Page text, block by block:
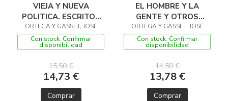
VIEJA Y NUEVA
POLITICA. ESCRITOS
POLITICOS I (1906
-1919)
ORTEGA Y GASSET, JOSÉ
Con stock. Confirmar
disponibilidad
15,50 €
14,73 €
Comprar
EL HOMBRE Y LA
GENTE Y OTROS
ENSAYOS
ORTEGA Y GASSET, JOSÉ
Con stock. Confirmar
disponibilidad
14,50 €
13,78 €
Comprar